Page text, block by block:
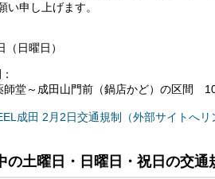
い申し上げます。
日曜日）
師堂～成田山門前（鍋店かど）の区間
成田 2月2日交通規制（外部サイトへリ
の土曜日・日曜日・祝日の交通